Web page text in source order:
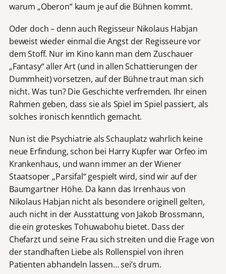
warum „Oberon“ kaum je auf die Bühnen kommt.
Oder doch – denn auch Regisseur Nikolaus Habjan
beweist wieder einmal die Angst der Regisseure vor
dem Stoff. Nur im Kino kann man dem Zuschauer
„Fantasy“ aller Art (und in allen Schattierungen der
Dummheit) vorsetzen, auf der Bühne traut man sich
nicht. Was tun? Die Geschichte verfremden. Ihr einen
Rahmen geben, dass sie als Spiel im Spiel passiert, als
solches ironisch kenntlich gemacht.
Nun ist die Psychiatrie als Schauplatz wahrlich keine
neue Erfindung, schon bei Harry Kupfer war Orfeo im
Krankenhaus, und wann immer an der Wiener
Staatsoper „Parsifal“ gespielt wird, sind wir auf der
Baumgartner Höhe. Da kann das Irrenhaus von
Nikolaus Habjan nicht als besondere originell gelten,
auch nicht in der Ausstattung von Jakob Brossmann,
die ein groteskes Tohuwabohu bietet. Dass der
Chefarzt und seine Frau sich streiten und die Frage von
der standhaften Liebe als Rollenspiel von ihren
Patienten abhandeln lassen… sei’s drum.